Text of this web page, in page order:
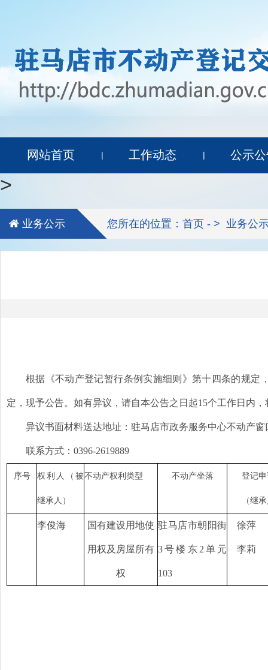
网站首页 | 工作动态 | 公示
>
业务公示 您所在的位置：首页 - > 业务公
根据《不动产登记暂行条例实施细则》第十四条的规定
定，现予公告。如有异议，请自本公告之日起15个工作日内
异议书面材料送达地址：驻马店市政务服务中心不动产窗
联系方式： 0396-2619889
序号 权利人（被
继承人）
不动产权利类型 不动产坐落 登记
（继
李俊海 国有建设用地使
用权及房屋所有
权
驻马店市朝阳街
3号楼东2单元
103
徐萍
李莉